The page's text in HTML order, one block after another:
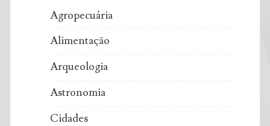
Agropecuária
Alimentação
Arqueologia
Astronomia
Cidades